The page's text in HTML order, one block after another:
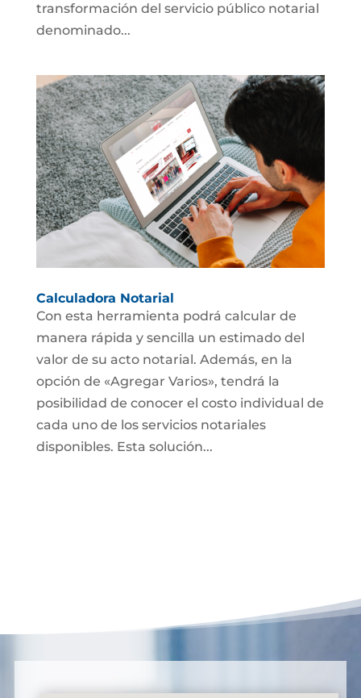
transformación del servicio público notarial
denominado...
Calculadora Notarial
Con esta herramienta podrá calcular de
manera rápida y sencilla un estimado del
valor de su acto notarial. Además, en la
opción de «Agregar Varios», tendrá la
posibilidad de conocer el costo individual de
cada uno de los servicios notariales
disponibles. Esta solución...